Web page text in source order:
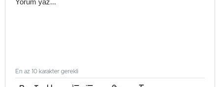
En az 10 karakter gerekli